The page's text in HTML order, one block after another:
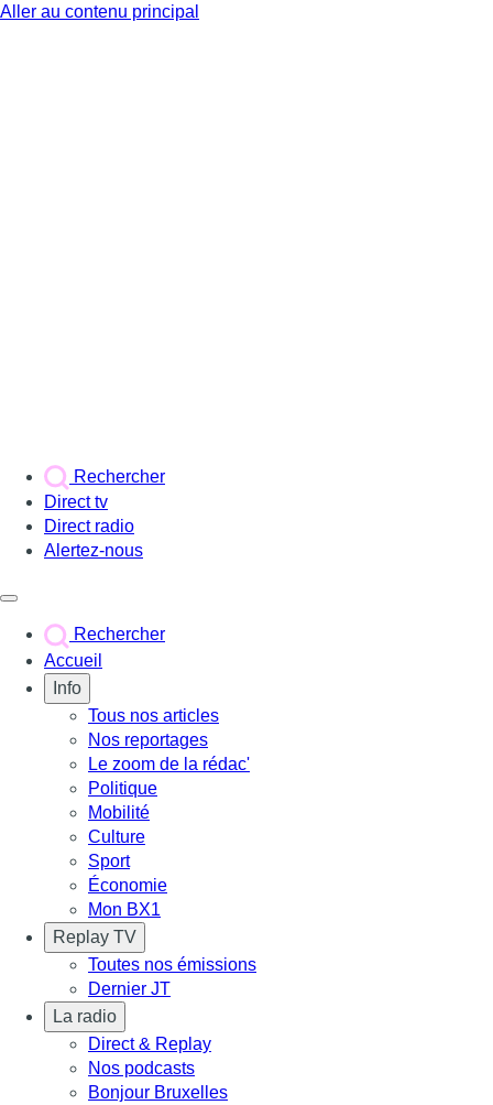
Aller au contenu principal
Rechercher
Direct tv
Direct radio
Alertez-nous
Rechercher
Accueil
Info
Tous nos articles
Nos reportages
Le zoom de la rédac'
Politique
Mobilité
Culture
Sport
Économie
Mon BX1
Replay TV
Toutes nos émissions
Dernier JT
La radio
Direct & Replay
Nos podcasts
Bonjour Bruxelles